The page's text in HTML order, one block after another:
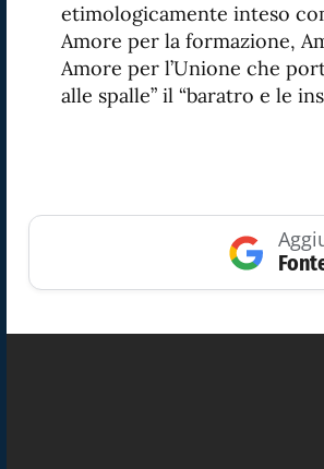
etimologicamente inteso
Amore per la formazione,
Amore per l’Unione che
alle spalle” il “baratro e le